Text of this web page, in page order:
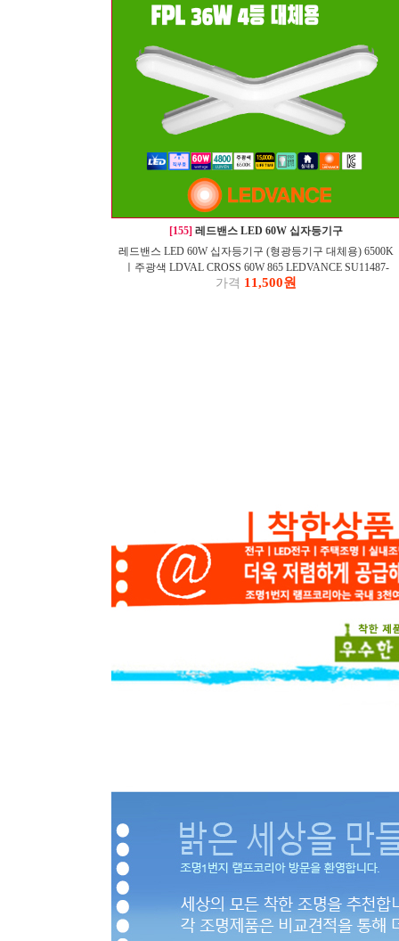
[155] 레드밴스 LED 60W 십자등기구
레드밴스 LED 60W 십자등기구 (형광등기구 대체용) 6500K
ㅣ주광색 LDVAL CROSS 60W 865 LEDVANCE SU11487-
19003
가격 11,500원